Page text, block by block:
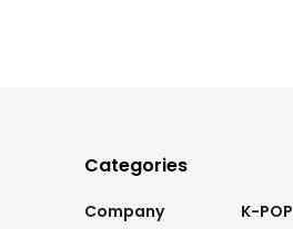
Categories
Company K-POP